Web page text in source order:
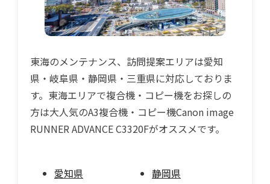
東海のメンテナンス、訪問提案エリアは愛知
県・岐阜県・静岡県・三重県に対応しておりま
す。東海エリアで複合機・コピー機をお探しの
方は大人気のA3複合機・コピー機Canon image
RUNNER ADVANCE C3320Fがオススメです。
愛知県
静岡県